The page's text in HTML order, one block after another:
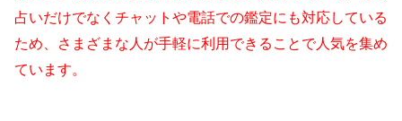
占いだけでなくチャットや電話での鑑定にも対応している
ため、さまざまな人が手軽に利用できることで人気を集め
ています。